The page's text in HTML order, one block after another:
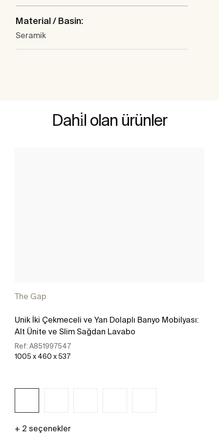
Material / Basin:
Seramik
Dahi̇l olan ürünler
The Gap
Unik İki Çekmeceli ve Yan Dolaplı Banyo Mobilyası:
Alt Ünite ve Slim Sağdan Lavabo
Ref: A851997547
1005 x 460 x 537
+ 2 seçenekler